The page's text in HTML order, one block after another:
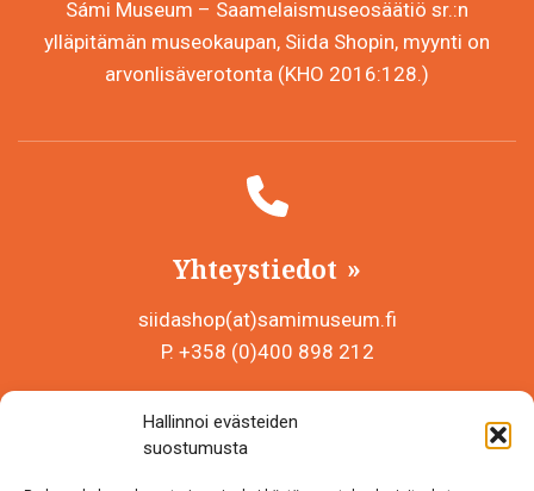
Hallinnoi evästeiden
suostumusta
Sámi Museum – Saamelaismuseosäätiö sr.:n
ylläpitämän museokaupan, Siida Shopin, myynti on
arvonlisäverotonta (KHO 2016:128.)
Yhteystiedot
siidashop(at)samimuseum.fi
P. +358 (0)400 898 212
Y-tunnus 0625907-2